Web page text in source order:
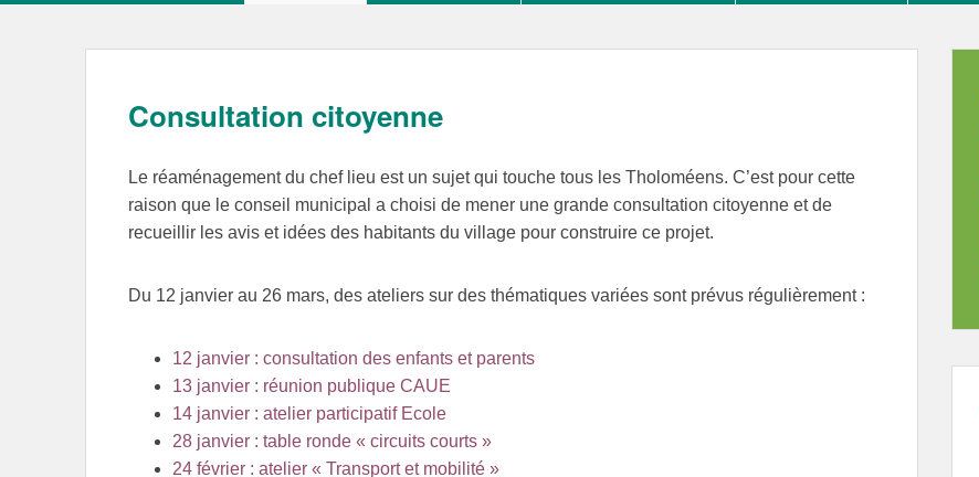
Consultation citoyenne
Le réaménagement du chef lieu est un sujet qui touche tous les Tholoméens. C’est pour cette
raison que le conseil municipal a choisi de mener une grande consultation citoyenne et de
recueillir les avis et idées des habitants du village pour construire ce projet.
Du 12 janvier au 26 mars, des ateliers sur des thématiques variées sont prévus régulièrement :
12 janvier : consultation des enfants et parents
13 janvier : réunion publique CAUE
14 janvier : atelier participatif Ecole
28 janvier : table ronde « circuits courts »
24 février : atelier « Transport et mobilité »